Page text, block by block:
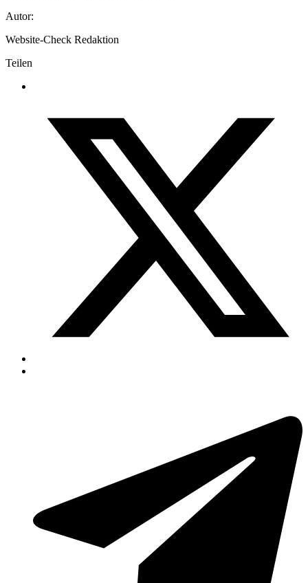
Autor:
Website-Check Redaktion
Teilen